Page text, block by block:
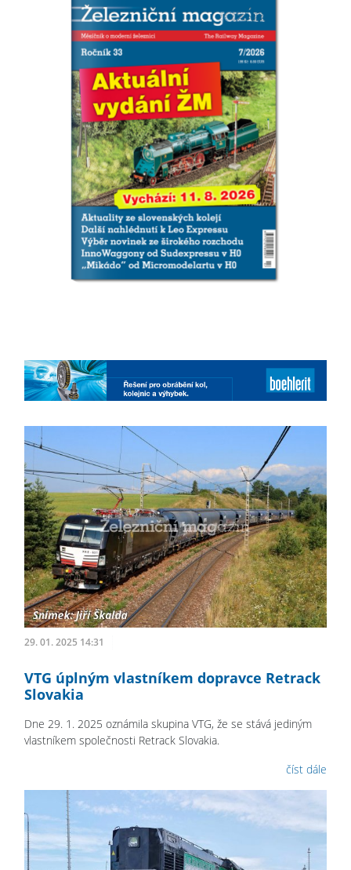
29. 01. 2025 14:31
VTG úplným vlastníkem dopravce Retrack
Slovakia
Dne 29. 1. 2025 oznámila skupina VTG, že se stává jediným
vlastníkem společnosti Retrack Slovakia.
číst dále